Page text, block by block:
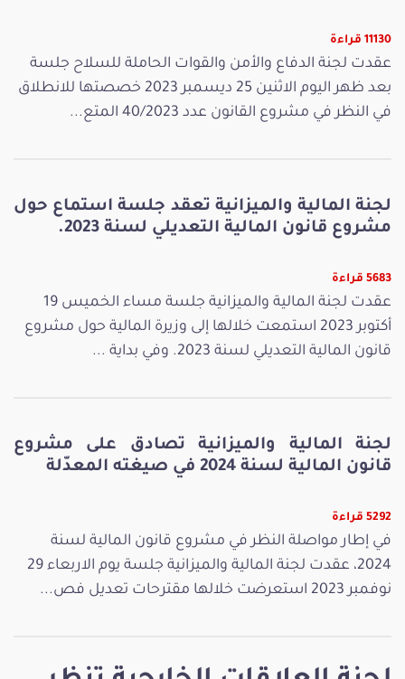
11130 قراءة
عقدت لجنة الدفاع والأمن والقوات الحاملة للسلاح جلسة
بعد ظهر اليوم الاثنين 25 ديسمبر 2023 خصصتها للانطلاق
في النظر في مشروع القانون عدد 40/2023 المتع...
لجنة المالية والميزانية تعقد جلسة استماع حول
مشروع قانون المالية التعديلي لسنة 2023.
5683 قراءة
عقدت لجنة المالية والميزانية جلسة مساء الخميس 19
أكتوبر 2023 استمعت خلالها إلى وزيرة المالية حول مشروع
قانون المالية التعديلي لسنة 2023. وفي بداية ...
لجنة المالية والميزانية تصادق على مشروع
قانون المالية لسنة 2024 في صيغته المعدّلة
5292 قراءة
في إطار مواصلة النظر في مشروع قانون المالية لسنة
2024، عقدت لجنة المالية والميزانية جلسة يوم الاربعاء 29
نوفمبر 2023 استعرضت خلالها مقترحات تعديل فص...